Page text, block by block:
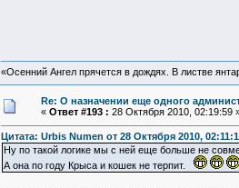
«Осенний Ангел прячется в дождях. В листве
Re: О назначении еще одного
« Ответ #193 : 28 Октября 2010, 02:19:59
Цитата: Urbis Numen от 28 Октября 2010,
Ну по такой логике мы с ней еще больше не
А она по году Крыса и кошек не терпит.